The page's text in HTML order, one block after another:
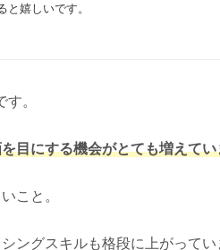
嬉しいです。
。
目にする機会がとても増えて
こと。
ングスキルも格段に上がってい